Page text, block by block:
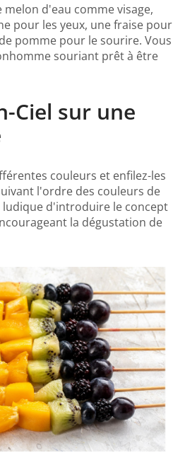
d'eau comme visage,
pour les yeux, une fraise pour
pomme pour le sourire. Vous
souriant prêt à être
Ciel sur une
couleurs et enfilez-les
l'ordre des couleurs de
ludique d'introduire le concept
la dégustation de